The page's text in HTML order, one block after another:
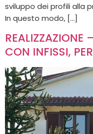
sviluppo dei profili alla
In questo modo, […]
REALIZZAZIONE
CON INFISSI,